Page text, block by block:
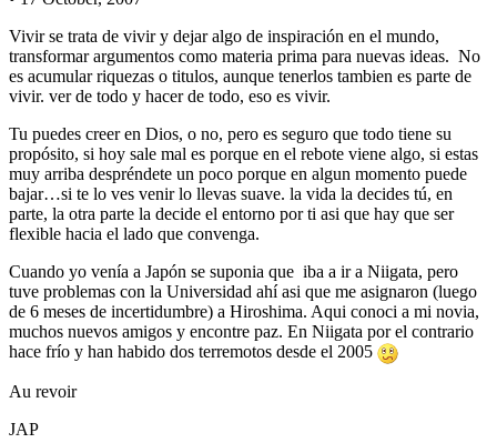
Vivir se trata de vivir y dejar algo de inspiración en el mundo,
transformar argumentos como materia prima para nuevas ideas. No
es acumular riquezas o titulos, aunque tenerlos tambien es parte de
vivir. ver de todo y hacer de todo, eso es vivir.
Tu puedes creer en Dios, o no, pero es seguro que todo tiene su
propósito, si hoy sale mal es porque en el rebote viene algo, si estas
muy arriba despréndete un poco porque en algun momento puede
bajar…si te lo ves venir lo llevas suave. la vida la decides tú, en
parte, la otra parte la decide el entorno por ti asi que hay que ser
flexible hacia el lado que convenga.
Cuando yo venía a Japón se suponia que iba a ir a Niigata, pero
tuve problemas con la Universidad ahí asi que me asignaron (luego
de 6 meses de incertidumbre) a Hiroshima. Aqui conoci a mi novia,
muchos nuevos amigos y encontre paz. En Niigata por el contrario
hace frío y han habido dos terremotos desde el 2005
Au revoir
JAP